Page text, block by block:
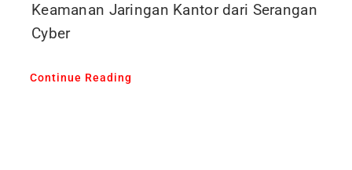
Keamanan Jaringan Kantor dari Serangan
Cyber
Continue Reading